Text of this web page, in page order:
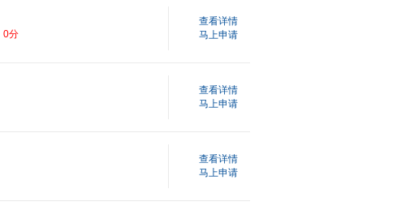
0分
查看详情
马上申请
查看详情
马上申请
查看详情
马上申请